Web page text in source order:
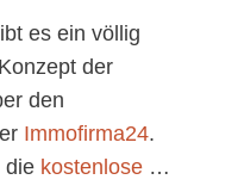
es ein völlig
der
den
Immofirma24.
die kostenlose …